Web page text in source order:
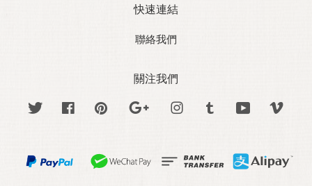
快速連結
聯絡我們
關注我們
Twitter Facebook Pinterest Google Instagram Tumblr YouTube